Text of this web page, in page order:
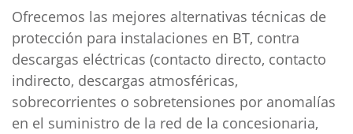
Ofrecemos las mejores alternativas técnicas de
protección para instalaciones en BT, contra
descargas eléctricas (contacto directo, contacto
indirecto, descargas atmosféricas,
sobrecorrientes o sobretensiones por anomalías
en el suministro de la red de la concesionaria,